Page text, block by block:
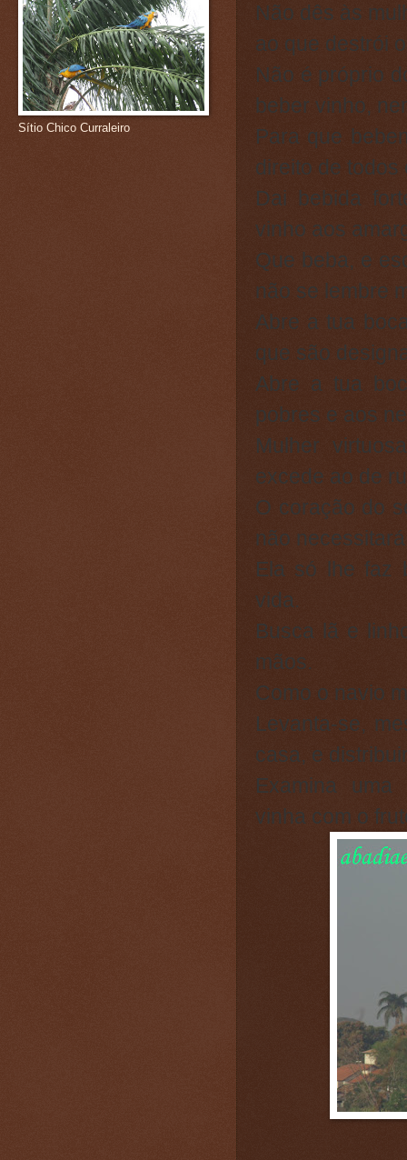
Não dês às
ao que destrói
Não é próprio
beber vinho,
Para que
direito de todos
Dai bebida
vinho aos
Que beba, e
não se lembre
Abre a tua
que são
Abre a tua
pobres e aos
Mulher
excede ao de
O coração do
não
Ela só lhe faz
vida.
Busca lã e
mãos.
Como o navio
Levanta-se,
casa, e
Examina uma
vinha com o
Sítio Chico Curraleiro